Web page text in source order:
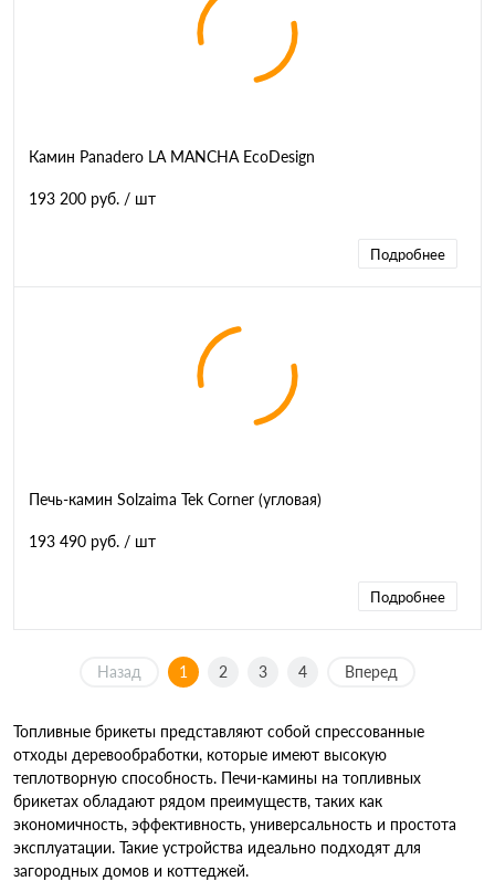
Камин Panadero LA MANCHA EcoDesign
193 200 руб. / шт
Подробнее
Печь-камин Solzaima Tek Corner (угловая)
193 490 руб. / шт
Подробнее
Назад 1 2 3 4 Вперед
Топливные брикеты представляют собой спрессованные
отходы деревообработки, которые имеют высокую
теплотворную способность. Печи-камины на топливных
брикетах обладают рядом преимуществ, таких как
экономичность, эффективность, универсальность и простота
эксплуатации. Такие устройства идеально подходят для
загородных домов и коттеджей.